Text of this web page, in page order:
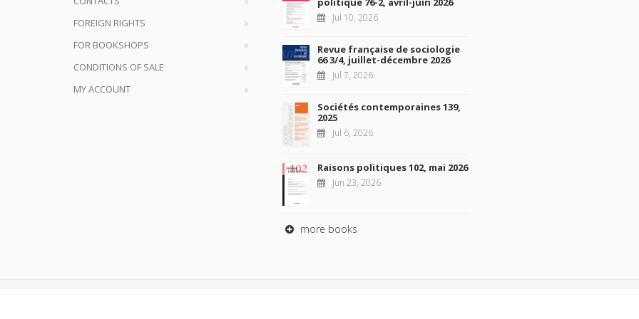
FOREIGN RIGHTS
FOR BOOKSHOPS
CONDITIONS OF SALE
MY ACCOUNT
Jul 10, 2026
Revue française de sociologie
66 3/4, juillet-décembre 2026
Jul 7, 2026
Sociétés contemporaines 139,
2025
Jul 6, 2026
Raisons politiques 102, mai 2026
Jun 23, 2026
more books